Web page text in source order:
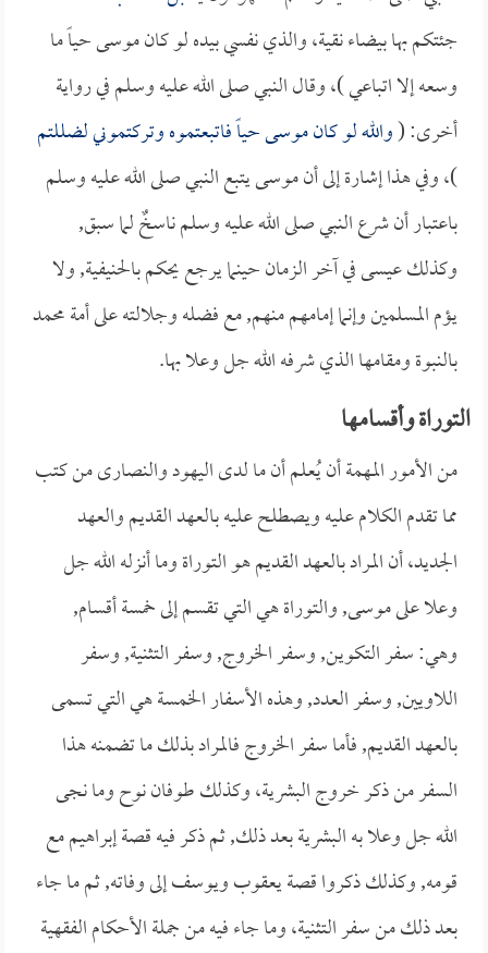
جئتكم بها بيضاء نقية، والذي نفسي بيده لو كان موسى حياً ما
وسعه إلا اتباعي )، وقال النبي صلى الله عليه وسلم في رواية
أخرى: (والله لو كان موسى حياً فاتبعتموه وتركتموني لضللتم
)، وفي هذا إشارة إلى أن موسى يتبع النبي صلى الله عليه وسلم
باعتبار أن شرع النبي صلى الله عليه وسلم ناسخٌ لما سبق,
وكذلك عيسى في آخر الزمان حينما يرجع يحكم بالحنيفية, ولا
يؤم المسلمين وإنما إمامهم منهم, مع فضله وجلالته على أمة محمد
بالنبوة ومقامها الذي شرفه الله جل وعلا بها.
التوراة وأقسامها
من الأمور المهمة أن يُعلم أن ما لدى اليهود والنصارى من كتب
مما تقدم الكلام عليه ويصطلح عليه بالعهد القديم والعهد
الجديد، أن المراد بالعهد القديم هو التوراة وما أنزله الله جل
وعلا على موسى, والتوراة هي التي تقسم إلى خمسة أقسام,
وهي: سفر التكوين, وسفر الخروج, وسفر التثنية, وسفر
اللاويين, وسفر العدد, وهذه الأسفار الخمسة هي التي تسمى
بالعهد القديم, فأما سفر الخروج فالمراد بذلك ما تضمنه هذا
السفر من ذكر خروج البشرية، وكذلك طوفان نوح وما نجى
الله جل وعلا به البشرية بعد ذلك, ثم ذكر فيه قصة إبراهيم مع
قومه, وكذلك ذكروا قصة يعقوب ويوسف إلى وفاته, ثم ما جاء
بعد ذلك من سفر التثنية، وما جاء فيه من جملة الأحكام الفقهية